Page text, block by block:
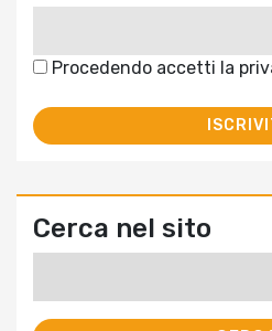
Procedendo accetti la
Cerca nel sito